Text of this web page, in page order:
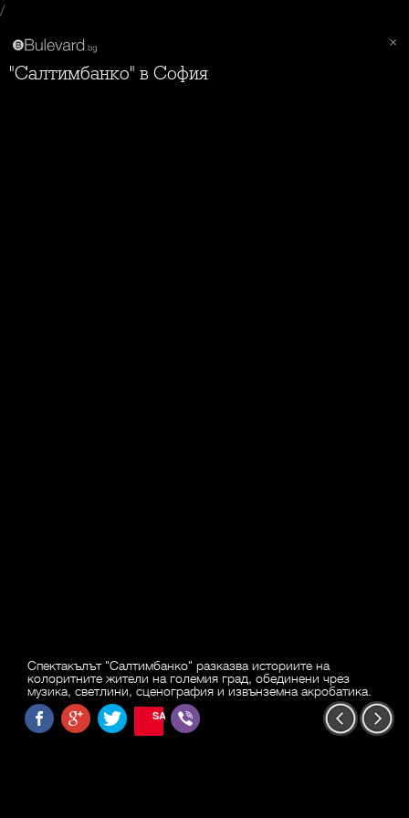
/
"Салтимбанко" в София
Спектакълът "Салтимбанко" разказва историите на
колоритните жители на големия град, обединени чрез
музика, светлини, сценография и извънземна акробатика.
SAVE